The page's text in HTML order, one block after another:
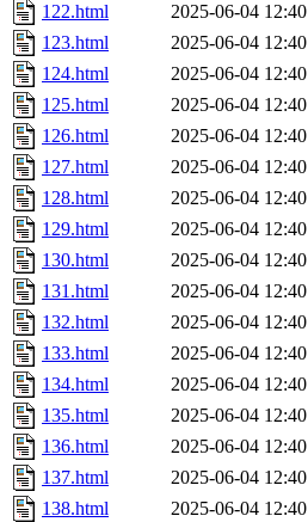
122.html
2025-06-04 12:40
123.html
2025-06-04 12:40
124.html
2025-06-04 12:40
125.html
2025-06-04 12:40
126.html
2025-06-04 12:40
127.html
2025-06-04 12:40
128.html
2025-06-04 12:40
129.html
2025-06-04 12:40
130.html
2025-06-04 12:40
131.html
2025-06-04 12:40
132.html
2025-06-04 12:40
133.html
2025-06-04 12:40
134.html
2025-06-04 12:40
135.html
2025-06-04 12:40
136.html
2025-06-04 12:40
137.html
2025-06-04 12:40
138.html
2025-06-04 12:40